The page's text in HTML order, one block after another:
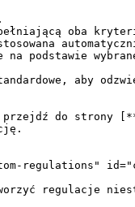
oba
na podstawie
aby
przejdź do
regulations"
regulacje